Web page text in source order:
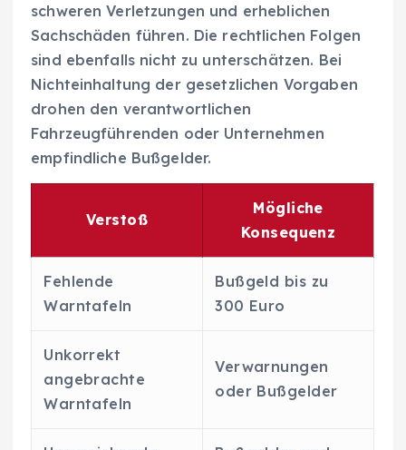
schweren Verletzungen und erheblichen
Sachschäden führen. Die rechtlichen Folgen
sind ebenfalls nicht zu unterschätzen. Bei
Nichteinhaltung der gesetzlichen Vorgaben
drohen den verantwortlichen
Fahrzeugführenden oder Unternehmen
empfindliche Bußgelder.
Verstoß
Mögliche
Konsequenz
Fehlende
Warntafeln
Bußgeld bis zu
300 Euro
Unkorrekt
angebrachte
Warntafeln
Verwarnungen
oder Bußgelder